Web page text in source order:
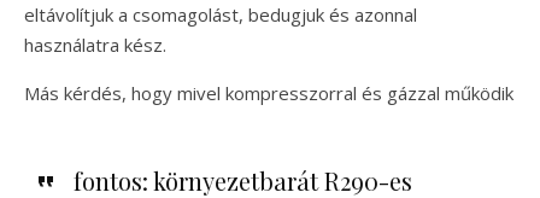
eltávolítjuk a csomagolást, bedugjuk és azonnal
használatra kész.
Más kérdés, hogy mivel kompresszorral és gázzal működik
fontos: környezetbarát R290-es